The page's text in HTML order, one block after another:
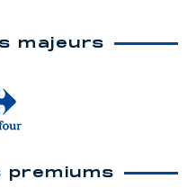
majeurs
premiums